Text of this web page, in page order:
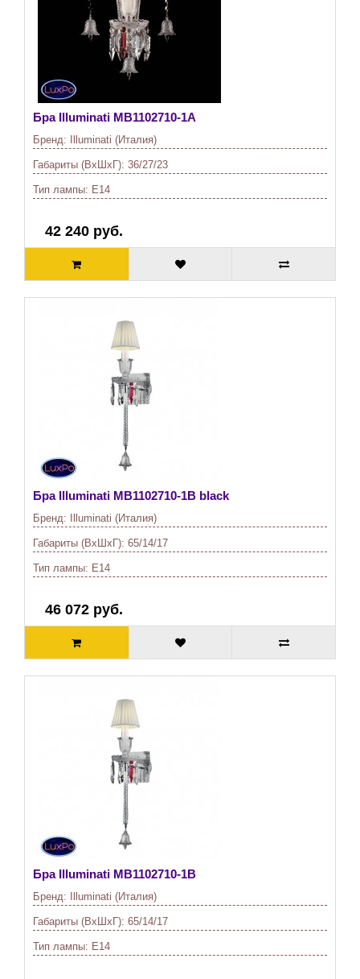
Бра Illuminati MB1102710-1A
Бренд: Illuminati (Италия)
Габариты (ВхШхГ): 36/27/23
Тип лампы: E14
42 240 руб.
Бра Illuminati MB1102710-1B black
Бренд: Illuminati (Италия)
Габариты (ВхШхГ): 65/14/17
Тип лампы: E14
46 072 руб.
Бра Illuminati MB1102710-1B
Бренд: Illuminati (Италия)
Габариты (ВхШхГ): 65/14/17
Тип лампы: E14